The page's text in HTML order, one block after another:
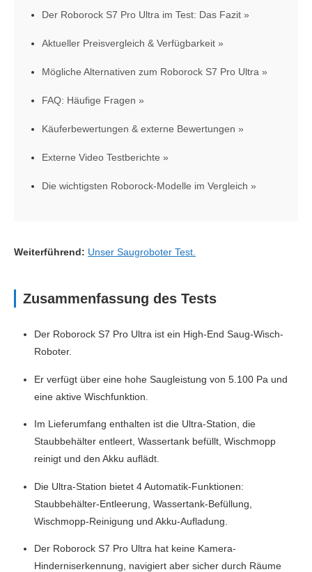
Der Roborock S7 Pro Ultra im Test: Das Fazit
Aktueller Preisvergleich & Verfügbarkeit
Mögliche Alternativen zum Roborock S7 Pro Ultra
FAQ: Häufige Fragen
Käuferbewertungen & externe Bewertungen
Externe Video Testberichte
Die wichtigsten Roborock-Modelle im Vergleich
Weiterführend: Unser Saugroboter Test.
Zusammenfassung des Tests
Der Roborock S7 Pro Ultra ist ein High-End Saug-Wisch-
Roboter.
Er verfügt über eine hohe Saugleistung von 5.100 Pa und
eine aktive Wischfunktion.
Im Lieferumfang enthalten ist die Ultra-Station, die
Staubbehälter entleert, Wassertank befüllt, Wischmopp
reinigt und den Akku auflädt.
Die Ultra-Station bietet 4 Automatik-Funktionen:
Staubbehälter-Entleerung, Wassertank-Befüllung,
Wischmopp-Reinigung und Akku-Aufladung.
Der Roborock S7 Pro Ultra hat keine Kamera-
Hinderniserkennung, navigiert aber sicher durch Räume